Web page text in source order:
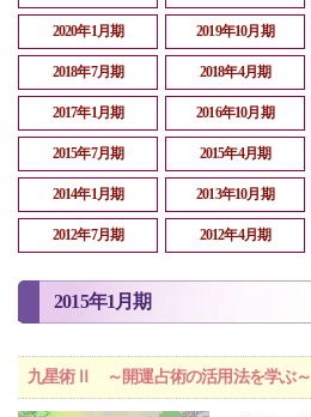
2020年1月期 2019年10月期
2018年7月期 2018年4月期
2017年1月期 2016年10月期
2015年7月期 2015年4月期
2014年1月期 2013年10月期
2012年7月期 2012年4月期
2015年1月期
九星術Ⅱ ～開運占術の活用法を学ぶ～